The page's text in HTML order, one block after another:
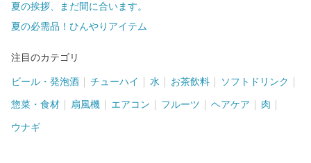
夏の挨拶、まだ間に合います。
夏の必需品！ひんやりアイテム
注目のカテゴリ
ビール・発泡酒 チューハイ 水 お茶飲料 ソフトドリンク
惣菜・食材 扇風機 エアコン フルーツ ヘアケア 肉
ウナギ